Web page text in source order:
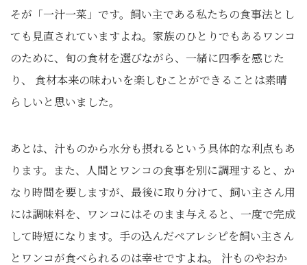
そが「一汁一菜」です。飼い主である私たちの食事法とし
ても見直されていますよね。家族のひとりでもあるワンコ
のために、旬の食材を選びながら、一緒に四季を感じた
り、 食材本来の味わいを楽しむことができることは素晴
らしいと思いました。
あとは、汁ものから水分も摂れるという具体的な利点もあ
ります。また、人間とワンコの食事を別に調理すると、か
なり時間を要しますが、最後に取り分けて、飼い主さん用
には調味料を、ワンコにはそのまま与えると、一度で完成
して時短になります。手の込んだペアレシピを飼い主さん
とワンコが食べられるのは幸せですよね。 汁ものやおか